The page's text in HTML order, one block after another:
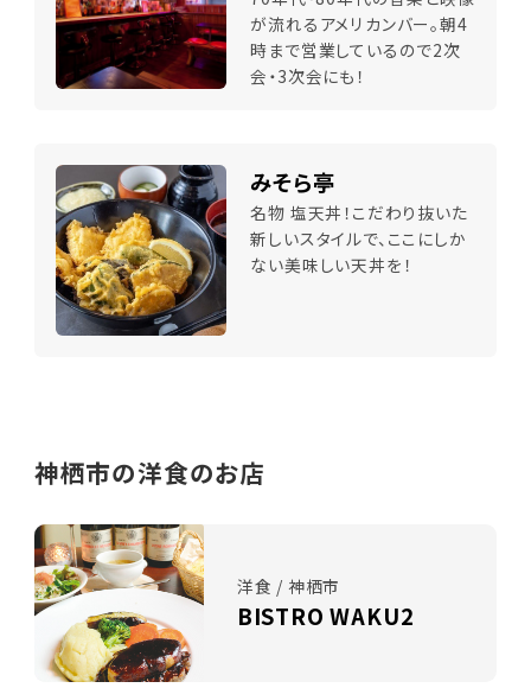
が流れるアメリカンバー。朝4
時まで営業しているので2次
会・3次会にも！
みそら亭
名物 塩天丼！こだわり抜いた
新しいスタイルで、ここにしか
ない美味しい天丼を！
神栖市の洋食のお店
洋食 / 神栖市
BISTRO WAKU2